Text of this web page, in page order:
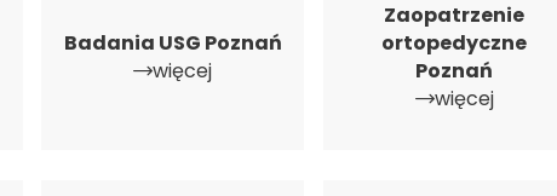
Badania USG Poznań
więcej
Zaopatrzenie
ortopedyczne
Poznań
więcej